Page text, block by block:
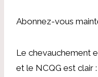
Abonnez-vous
Le chevauchement
et le NCQG est clair